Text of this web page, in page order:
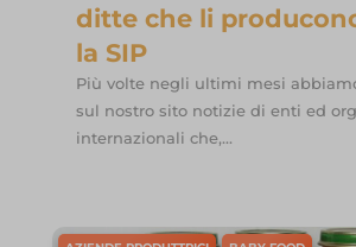
ditte che li
la SIP
Più volte negli ultimi mesi
sul nostro sito notizie di enti ed
internazionali che,...